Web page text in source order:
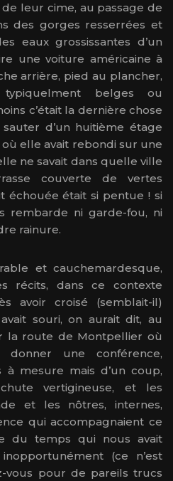
leur cime, au passage de
des gorges resserrées et
eaux grossissantes d’un
une voiture américaine à
arrière, pied au plancher,
belges ou
c’était la dernière chose
d’un huitième étage
elle avait rebondi sur une
ne savait dans quelle ville
couverte de vertes
échouée était si pentue ! si
rembarde ni garde-fou, ni
rainure.
et cauchemardesque,
récits, dans ce contexte
avoir croisé (semblait-il)
souri, on aurait dit, au
la route de Montpellier où
une conférence,
mesure mais d’un coup,
vertigineuse, et les
et les nôtres, internes,
qui accompagnaient ce
du temps qui nous avait
(ce n’est
vous pour de pareils trucs